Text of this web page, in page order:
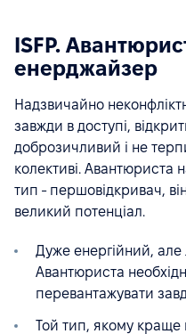
ISFP.
енерджайзер
Надзвичайно
завжди в доступі,
доброзичливий і не
колективі. Авантюриста
тип - першовідкривач,
великий потенціал.
Дуже енергійний, але
Авантюриста
перевантажувати
Той тип, якому краще